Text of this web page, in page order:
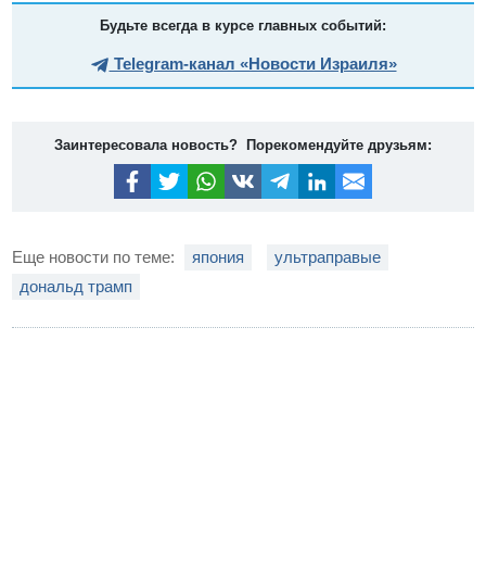
Будьте всегда в курсе главных событий:
Telegram-канал «Новости Израиля»
Заинтересовала новость? Порекомендуйте друзьям:
Еще новости по теме: япония
ультраправые
дональд трамп